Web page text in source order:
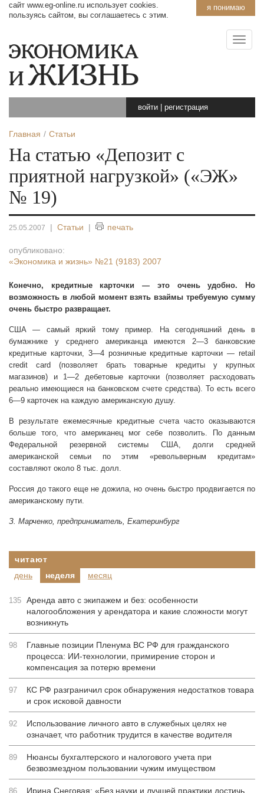
я понимаю
сайт www.eg-online.ru использует cookies.
пользуясь сайтом, вы соглашаетесь с этим.
войти регистрация
Главная Статьи
На статью «Депозит с
приятной нагрузкой» («ЭЖ»
№ 19)
25.05.2007 | Статьи | печать
опубликовано:
«Экономика и жизнь» №21 (9183) 2007
Конечно, кредитные карточки — это очень удобно. Но
возможность в любой момент взять взаймы требуемую сумму
очень быстро развращает.
США — самый яркий тому пример. На сегодняшний день в
бумажнике у среднего американца имеются 2—3 банковские
кредитные карточки, 3—4 розничные кредитные карточки — retail
credit card (позволяет брать товарные кредиты у крупных
магазинов) и 1—2 дебетовые карточки (позволяет расходовать
реально имеющиеся на банковском счете средства). То есть всего
6—9 карточек на каждую американскую душу.
В результате ежемесячные кредитные счета часто оказываются
больше того, что американец мог себе позволить. По данным
Федеральной резервной системы США, долги средней
американской семьи по этим «револьверным кредитам»
составляют около 8 тыс. долл.
Россия до такого еще не дожила, но очень быстро продвигается по
американскому пути.
З. Марченко, предприниматель, Екатеринбург
читают
день
неделя месяц
135 Аренда авто с экипажем и без: особенности
налогообложения у арендатора и какие сложности могут
возникнуть
98
Главные позиции Пленума ВС РФ для гражданского
процесса: ИИ-технологии, примирение сторон и
компенсация за потерю времени
97
КС РФ разграничил срок обнаружения недостатков товара
и срок исковой давности
92
Использование личного авто в служебных целях не
означает, что работник трудится в качестве водителя
89
Нюансы бухгалтерского и налогового учета при
безвозмездном пользовании чужим имуществом
86 Ирина Снеговая: «Без науки и лучшей практики достичь